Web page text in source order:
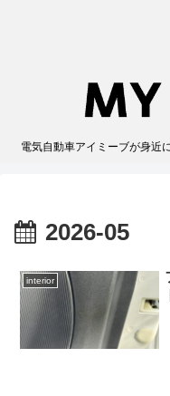
電気自動車アイミーブが身近
2026-05
interior